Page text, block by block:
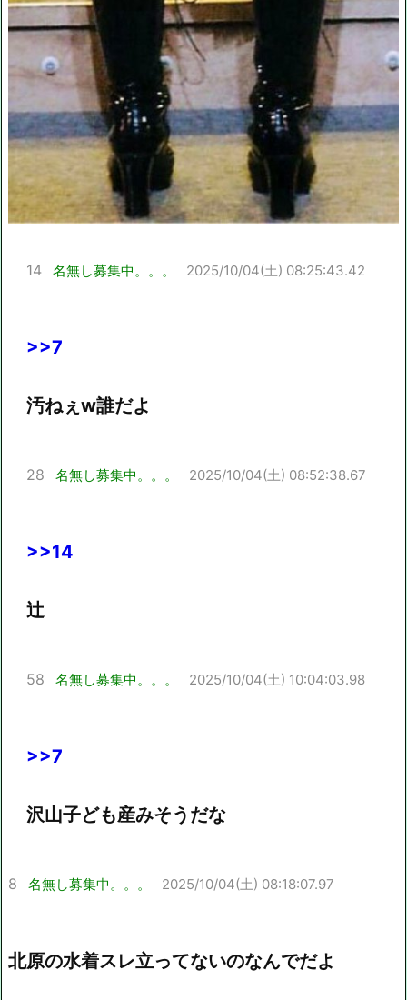
14 名無し募集中。。。 2025/10/04(土) 08:25:43.42
>>7
汚ねぇw誰だよ
28 名無し募集中。。。 2025/10/04(土) 08:52:38.67
>>14
辻
58 名無し募集中。。。 2025/10/04(土) 10:04:03.98
>>7
沢山子ども産みそうだな
8 名無し募集中。。。 2025/10/04(土) 08:18:07.97
北原の水着スレ立ってないのなんでだよ